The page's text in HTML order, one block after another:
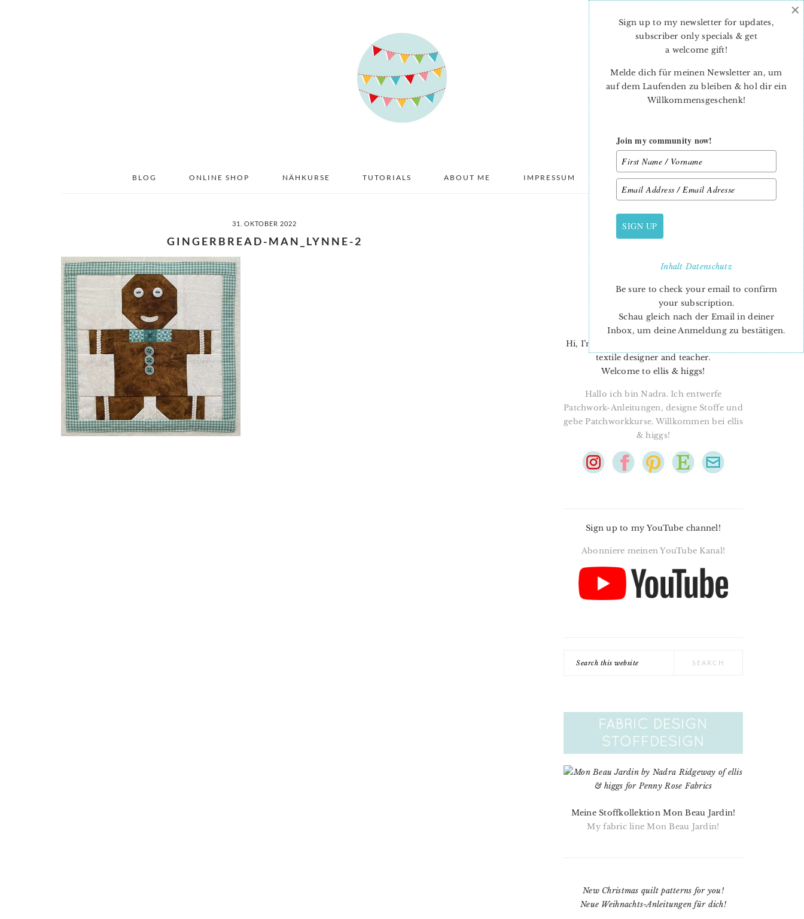
BLOG ONLINE SHOP NÄHKURSE TUTORIALS ABOUT ME IMPRESSUM DATENSCHUTZ
31. OKTOBER 2022
GINGERBREAD-MAN_LYNNE-2
PRIMARY
SIDEBAR
Hi, I’m Nadra. I’m a quilt pattern designer,
textile designer and teacher.
Welcome to ellis & higgs!
Hallo ich bin Nadra. Ich entwerfe
Patchwork-Anleitungen, designe Stoffe und
gebe Patchworkkurse. Willkommen bei ellis
& higgs!
Sign up to my YouTube channel!
Abonniere meinen YouTube Kanal!
Meine Stoffkollektion Mon Beau Jardin!
My fabric line Mon Beau Jardin!
New Christmas quilt patterns for you!
Neue Weihnachts-Anleitungen für dich!
Sign up to my newsletter for updates,
subscriber only specials & get
a welcome gift!
Melde dich für meinen Newsletter an, um
auf dem Laufenden zu bleiben & hol dir ein
Willkommensgeschenk!
Join my community now!
SIGN UP
InhaltDatenschutz
Be sure to check your email to confirm
your subscription.
Schau gleich nach der Email in deiner
Inbox, um deine Anmeldung zu bestätigen.
×